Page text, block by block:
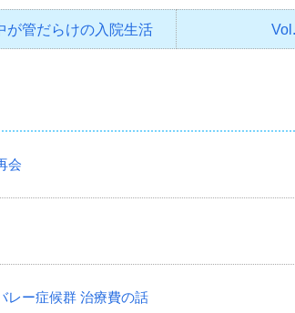
が管だらけの入院生活
会
レー症候群 治療費の話